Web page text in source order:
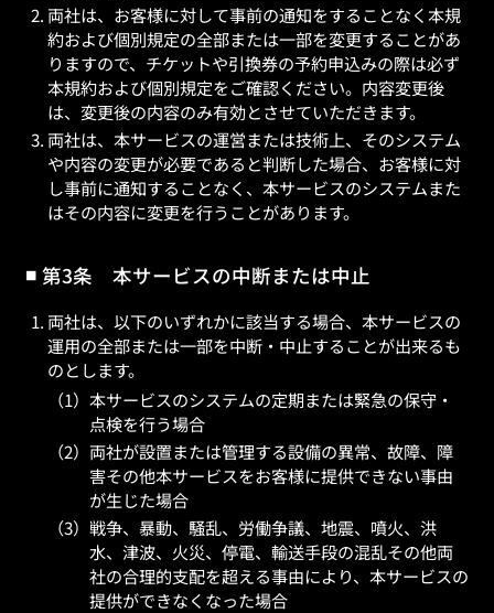
両社は、お客様に対して事前の通知をすることなく本規
約および個別規定の全部または一部を変更することがあ
りますので、チケットや引換券の予約申込みの際は必ず
本規約および個別規定をご確認ください。内容変更後
は、変更後の内容のみ有効とさせていただきます。
両社は、本サービスの運営または技術上、そのシステム
や内容の変更が必要であると判断した場合、お客様に対
し事前に通知することなく、本サービスのシステムまた
はその内容に変更を行うことがあります。
第3条 本サービスの中断または中止
両社は、以下のいずれかに該当する場合、本サービスの
運用の全部または一部を中断・中止することが出来るも
のとします。
本サービスのシステムの定期または緊急の保守・
点検を行う場合
両社が設置または管理する設備の異常、故障、障
害その他本サービスをお客様に提供できない事由
が生じた場合
戦争、暴動、騒乱、労働争議、地震、噴火、洪
水、津波、火災、停電、輸送手段の混乱その他両
社の合理的支配を超える事由により、本サービスの
提供ができなくなった場合